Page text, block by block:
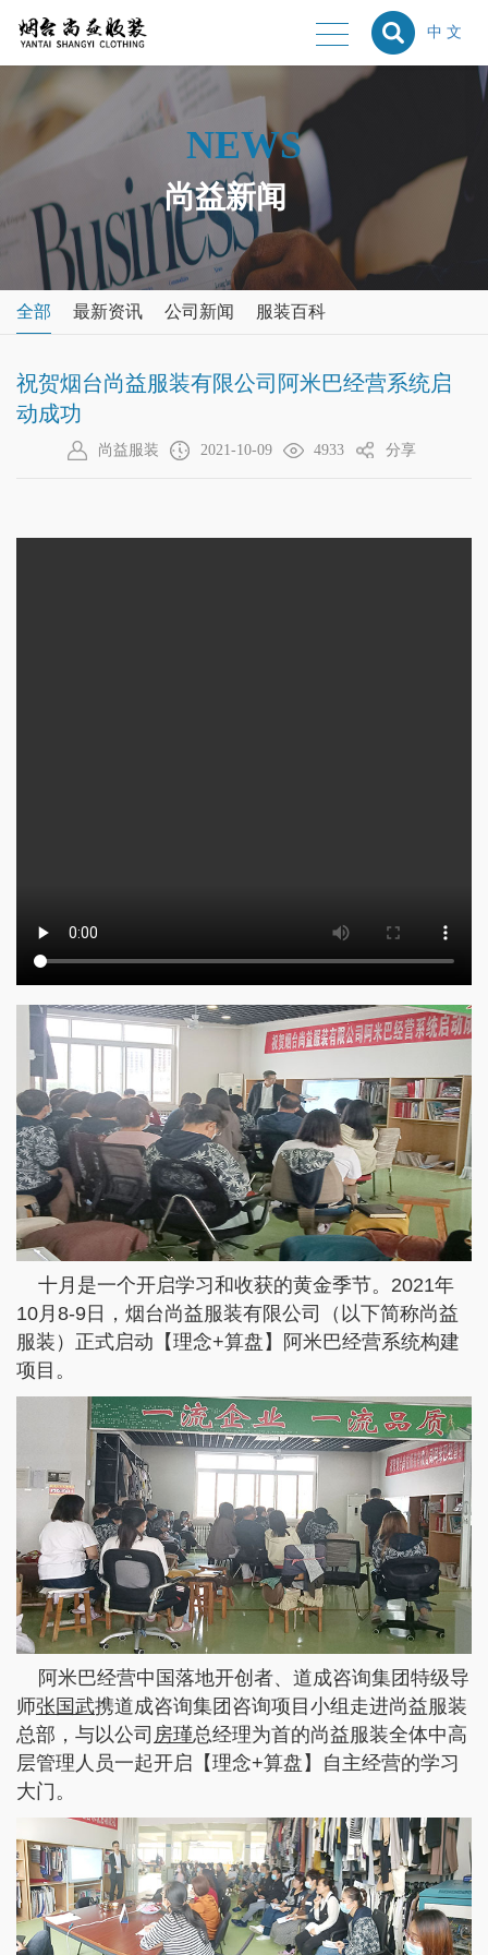
中 文
NEWS
尚益新闻
全部 最新资讯 公司新闻 服装百科
祝贺烟台尚益服装有限公司阿米巴经营系统启
动成功
尚益服装 2021-10-09 4933 分享
十月是一个开启学习和收获的黄金季节。2021年
10月8-9日，烟台尚益服装有限公司（以下简称尚益
服装）正式启动【理念+算盘】阿米巴经营系统构建
项目。
阿米巴经营中国落地开创者、道成咨询集团特级导
师张国武携道成咨询集团咨询项目小组走进尚益服装
总部，与以公司 房瑾总经理为首的尚益服装全体中高
层管理人员一起开启【理念+算盘】自主经营的学习
大门。